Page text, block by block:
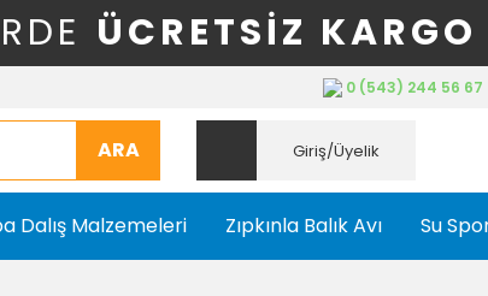
ÜCRETSİZ KARGO
0 (543) 244 56 67
ARA Giriş/Üyelik
Dalış Malzemeleri Zıpkınla Balık Avı Su